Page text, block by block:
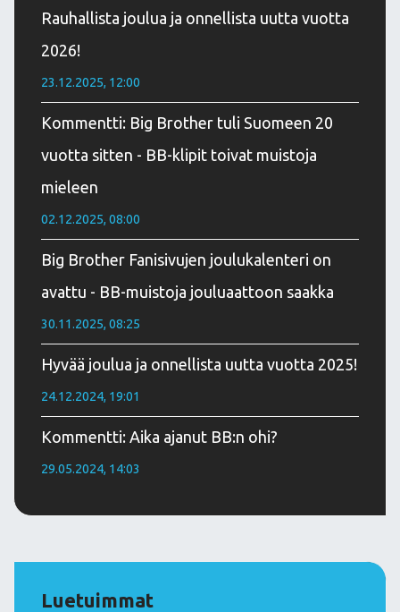
Rauhallista joulua ja onnellista uutta vuotta
2026!
23.12.2025, 12:00
Kommentti: Big Brother tuli Suomeen 20
vuotta sitten - BB-klipit toivat muistoja
mieleen
02.12.2025, 08:00
Big Brother Fanisivujen joulukalenteri on
avattu - BB-muistoja jouluaattoon saakka
30.11.2025, 08:25
Hyvää joulua ja onnellista uutta vuotta 2025!
24.12.2024, 19:01
Kommentti: Aika ajanut BB:n ohi?
29.05.2024, 14:03
Luetuimmat